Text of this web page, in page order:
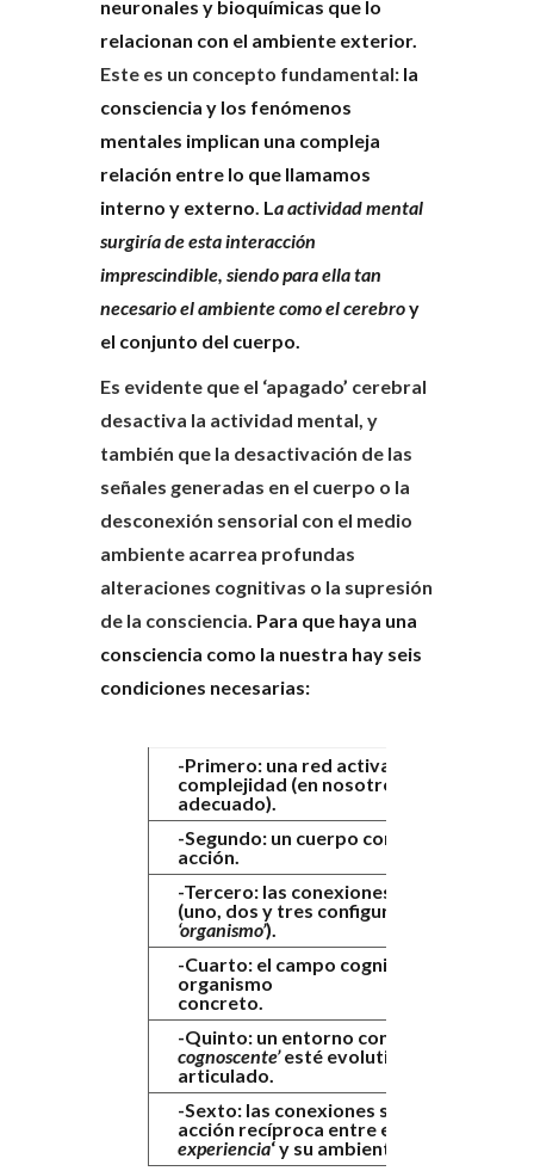
neuronales y bioquímicas que lo
relacionan con el ambiente exterior.
Este es un concepto fundamental: la
consciencia y los fenómenos
mentales implican una compleja
relación entre lo que llamamos
interno y externo. La actividad mental
surgiría de esta interacción
imprescindible, siendo para ella tan
necesario el ambiente como el cerebroy
el conjunto del cuerpo.
Es evidente que el ‘apagado’ cerebral
desactiva la actividad mental, y
también que la desactivación de las
señales generadas en el cuerpo o la
desconexión sensorial con el medio
ambiente acarrea profundas
alteraciones cognitivas o la supresión
de la consciencia. Para que haya una
consciencia como la nuestra hay seis
condiciones necesarias:
-Primero: una red activa de suficiente
complejidad (en nosotros el chip
adecuado).
-Segundo: un cuerpo con capacidad de
acción.
-Tercero: las conexiones cuerpo-
(uno, dos y tres configuran lo que
‘organismo’).
-Cuarto: el campo cognitivo de ese
organismo
-Quinto: un entorno con el cual el
cognoscente’esté evolutivamente
articulado.
-Sexto: las conexiones sensoriales y de
acción recíproca entre el
experiencia‘ y su ambiente.